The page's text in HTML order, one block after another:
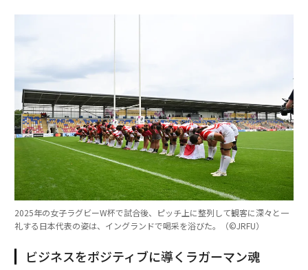
2025年の女子ラグビーW杯で試合後、ピッチ上に整列して観客に深々と一
礼する日本代表の姿は、イングランドで喝采を浴びた。（©︎JRFU）
ビジネスをポジティブに導くラガーマン魂